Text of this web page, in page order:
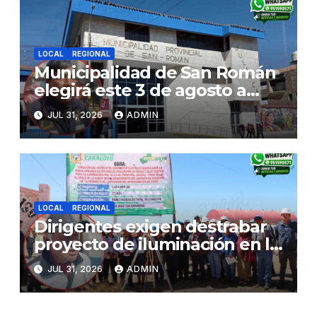
LOCAL REGIONAL
Municipalidad de San Román
elegirá este 3 de agosto a
representantes del Comité
de Seguridad y Salud en el
Trabajo
JUL 31, 2026 ADMIN
LOCAL REGIONAL
Dirigentes exigen destrabar
proyecto de iluminación en la
salida a Puno y alertan por
demora que pone en riesgo a
conductores
JUL 31, 2026 ADMIN